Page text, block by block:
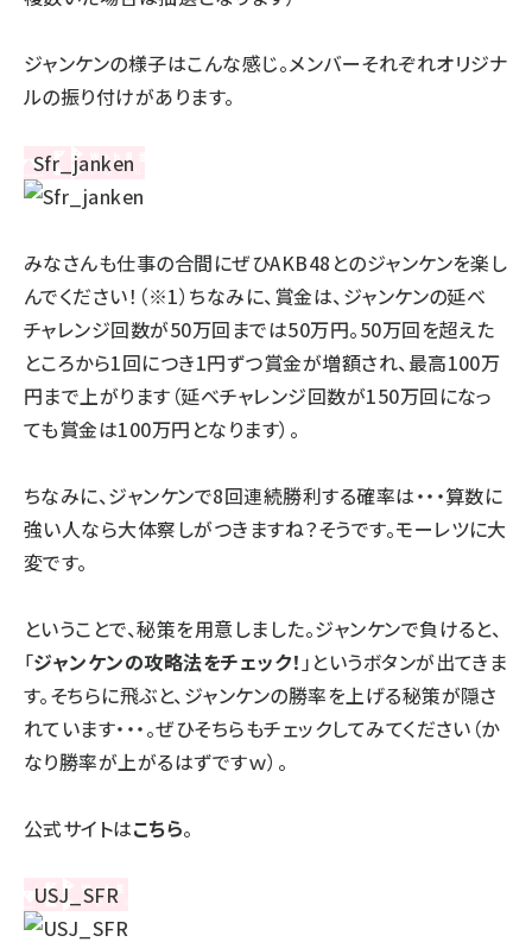
ジャンケンの様子はこんな感じ。メンバーそれぞれオリジナ
ルの振り付けがあります。
みなさんも仕事の合間にぜひAKB48とのジャンケンを楽し
んでください！（※1）ちなみに、賞金は、ジャンケンの延べ
チャレンジ回数が50万回までは50万円。50万回を超えた
ところから1回につき1円ずつ賞金が増額され、最高100万
円まで上がります（延べチャレンジ回数が150万回になっ
ても賞金は100万円となります）。
ちなみに、ジャンケンで8回連続勝利する確率は・・・算数に
強い人なら大体察しがつきますね？そうです。モーレツに大
変です。
ということで、秘策を用意しました。ジャンケンで負けると、
「ジャンケンの攻略法をチェック！」というボタンが出てきま
す。そちらに飛ぶと、ジャンケンの勝率を上げる秘策が隠さ
れています・・・。ぜひそちらもチェックしてみてください（か
なり勝率が上がるはずですｗ）。
公式サイトはこちら。